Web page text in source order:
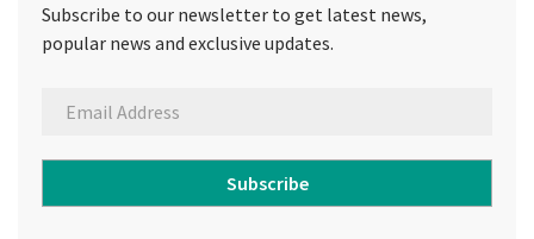
Subscribe to our newsletter to get latest news,
popular news and exclusive updates.
Subscribe